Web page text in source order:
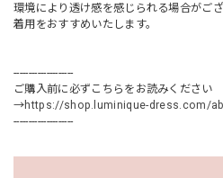
環境により透け感を感じられる場合がご
着用をおすすめいたします。
--------------------
ご購入前に必ずこちらをお読みください
→https://shop.luminique-dress.com/
--------------------